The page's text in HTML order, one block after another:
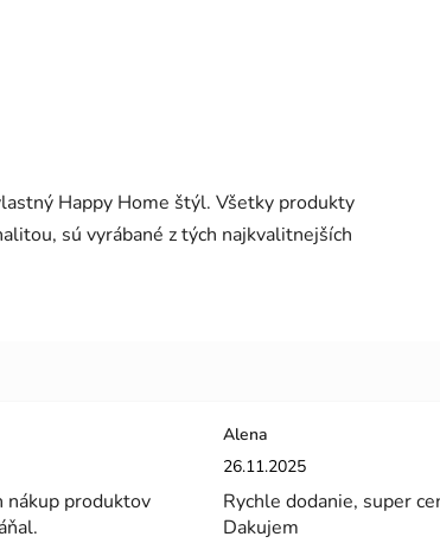
Happy Home štýl. Všetky produkty
sú vyrábané z tých najkvalitnejších
je 5 z 5 hviezdičiek.
nákup produktov
Alena
Hodnotenie obchodu je 5 z 5
26.11.2025
Rychle dodanie, super
Dakujem